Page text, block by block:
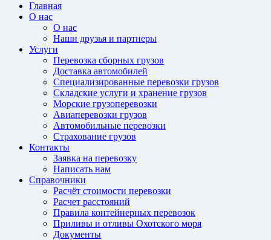
Главная
О нас
О нас
Наши друзья и партнеры
Услуги
Перевозка сборных грузов
Доставка автомобилей
Специализированные перевозки грузов
Складские услуги и хранение грузов
Морские грузоперевозки
Авиаперевозки грузов
Автомобильные перевозки
Страхование грузов
Контакты
Заявка на перевозку
Написать нам
Справочники
Расчёт стоимости перевозки
Расчет расстояний
Правила контейнерных перевозок
Приливы и отливы Охотского моря
Документы